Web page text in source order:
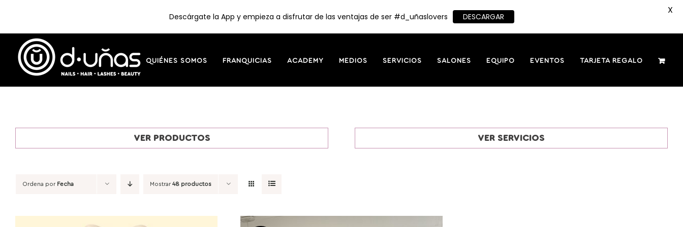
contenido
QUIÉNES SOMOS FRANQUICIAS ACADEMY MEDIOS SERVICIOS SALONES EQUIPO EVENTOS TARJETA REGALO
VER PRODUCTOS VER SERVICIOS
Ordena por Fecha Mostrar48 productos
Descárgate la App y empieza a disfrutar de las ventajas de ser #d_uñaslovers DESCARGAR
X